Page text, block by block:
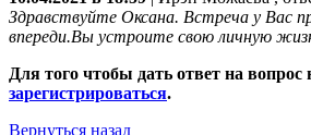
Здравствуйте Оксана. Встреча у Вас
впереди.Вы устроите свою личную
Для того чтобы дать ответ на вопрос
зарегистрироваться.
Вернуться назад